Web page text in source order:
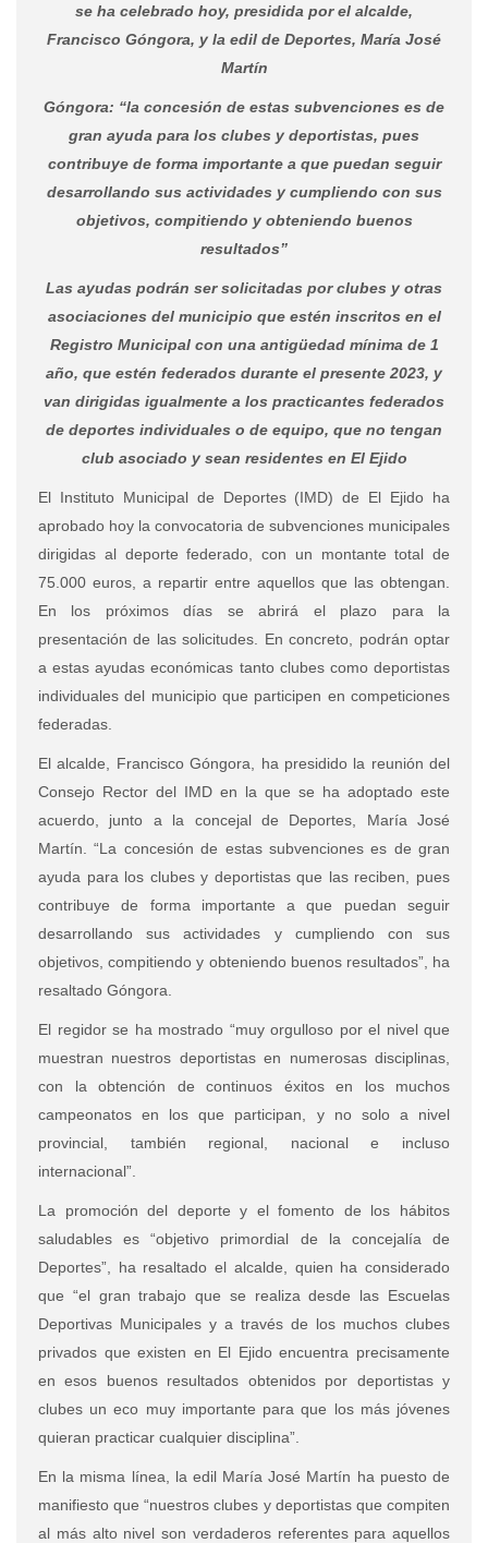
se ha celebrado hoy, presidida por el alcalde,
Francisco Góngora, y la edil de Deportes, María José
Martín
Góngora: “la concesión de estas subvenciones es de
gran ayuda para los clubes y deportistas, pues
contribuye de forma importante a que puedan seguir
desarrollando sus actividades y cumpliendo con sus
objetivos, compitiendo y obteniendo buenos
resultados”
Las ayudas podrán ser solicitadas por clubes y otras
asociaciones del municipio que estén inscritos en el
Registro Municipal con una antigüedad mínima de 1
año, que estén federados durante el presente 2023, y
van dirigidas igualmente a los practicantes federados
de deportes individuales o de equipo, que no tengan
club asociado y sean residentes en El Ejido
El Instituto Municipal de Deportes (IMD) de El Ejido ha
aprobado hoy la convocatoria de subvenciones municipales
dirigidas al deporte federado, con un montante total de
75.000 euros, a repartir entre aquellos que las obtengan.
En los próximos días se abrirá el plazo para la
presentación de las solicitudes. En concreto, podrán optar
a estas ayudas económicas tanto clubes como deportistas
individuales del municipio que participen en competiciones
federadas.
El alcalde, Francisco Góngora, ha presidido la reunión del
Consejo Rector del IMD en la que se ha adoptado este
acuerdo, junto a la concejal de Deportes, María José
Martín. “La concesión de estas subvenciones es de gran
ayuda para los clubes y deportistas que las reciben, pues
contribuye de forma importante a que puedan seguir
desarrollando sus actividades y cumpliendo con sus
objetivos, compitiendo y obteniendo buenos resultados”, ha
resaltado Góngora.
El regidor se ha mostrado “muy orgulloso por el nivel que
muestran nuestros deportistas en numerosas disciplinas,
con la obtención de continuos éxitos en los muchos
campeonatos en los que participan, y no solo a nivel
provincial, también regional, nacional e incluso
internacional”.
La promoción del deporte y el fomento de los hábitos
saludables es “objetivo primordial de la concejalía de
Deportes”, ha resaltado el alcalde, quien ha considerado
que “el gran trabajo que se realiza desde las Escuelas
Deportivas Municipales y a través de los muchos clubes
privados que existen en El Ejido encuentra precisamente
en esos buenos resultados obtenidos por deportistas y
clubes un eco muy importante para que los más jóvenes
quieran practicar cualquier disciplina”.
En la misma línea, la edil María José Martín ha puesto de
manifiesto que “nuestros clubes y deportistas que compiten
al más alto nivel son verdaderos referentes para aquellos